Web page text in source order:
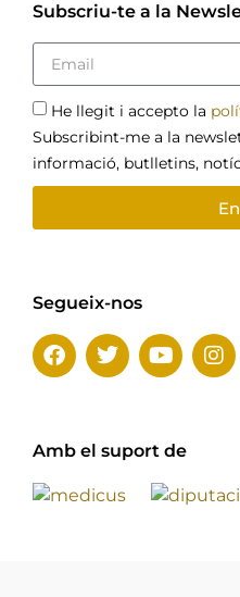
Subscriu-te a la
He llegit i accepto la
Subscribint-me a la
informació, butlletins,
Segueix-nos
Amb el suport de